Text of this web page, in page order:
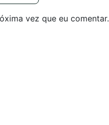
vez que eu comentar.